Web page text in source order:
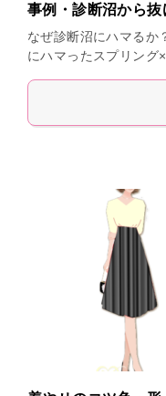
事例・診断沼から
なぜ診断沼にハマるか
にハマったスプリング